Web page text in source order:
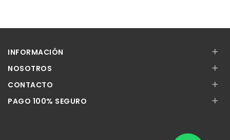
INFORMACIÓN +
NOSOTROS +
CONTACTO +
PAGO 100% SEGURO +